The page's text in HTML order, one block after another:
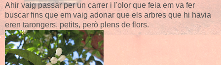
Ahir vaig passar per un carrer i l'olor que feia em va fer
buscar fins que em vaig adonar que els arbres que hi havia
eren tarongers, petits, però plens de flors.